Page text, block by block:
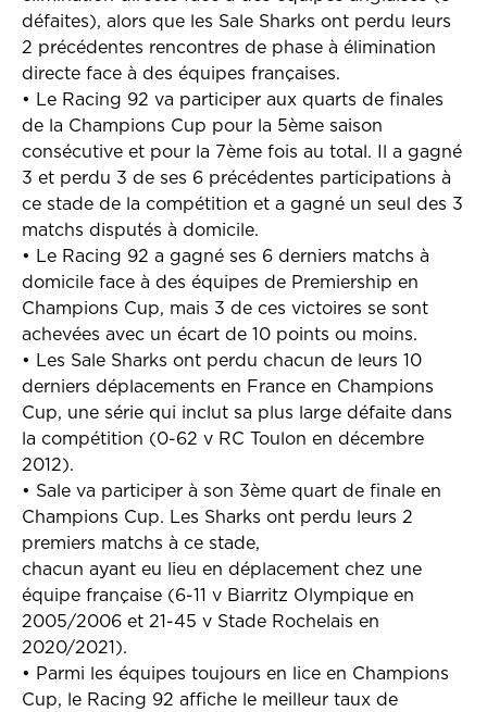
défaites), alors que les Sale Sharks ont perdu leurs
2 précédentes rencontres de phase à élimination
directe face à des équipes françaises.
•
Le Racing 92 va participer aux quarts de finales
de la Champions Cup pour la 5ème saison
consécutive et pour la 7ème fois au total. Il a gagné
3 et perdu 3 de ses 6 précédentes participations à
ce stade de la compétition et a gagné un seul des 3
matchs disputés à domicile.
•
Le Racing 92 a gagné ses 6 derniers matchs à
domicile face à des équipes de Premiership en
Champions Cup, mais 3 de ces victoires se sont
achevées avec un écart de 10 points ou moins.
•
Les Sale Sharks ont perdu chacun de leurs 10
derniers déplacements en France en Champions
Cup, une série qui inclut sa plus large défaite dans
la compétition (0-62 v RC Toulon en décembre
2012).
• Sale va participer à son 3ème quart de finale en
Champions Cup. Les Sharks ont perdu leurs 2
premiers matchs à ce stade,
chacun ayant eu lieu en déplacement chez une
équipe française (6-11 v Biarritz Olympique en
2005/2006 et 21-45 v Stade Rochelais en
2020/2021).
• Parmi les équipes toujours en lice en Champions
Cup, le Racing 92 affiche le meilleur taux de